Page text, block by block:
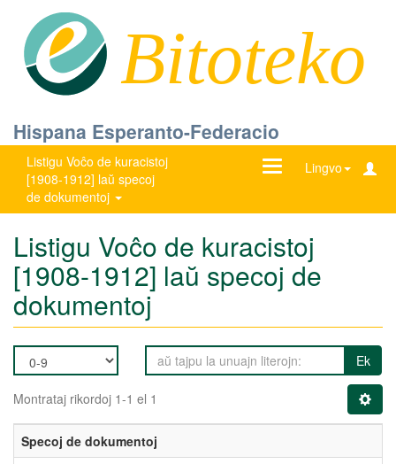
Bitoteko
Hispana Esperanto-Federacio
Listigu Voĉo de kuracistoj
[1908-1912] laŭ specoj
de dokumentoj
Lingvo
Ŝanĝu
Listigu Voĉo de kuracistoj
[1908-1912] laŭ specoj de
dokumentoj
Ek
Montrataj rikordoj 1-1 el 1
Specoj de dokumentoj